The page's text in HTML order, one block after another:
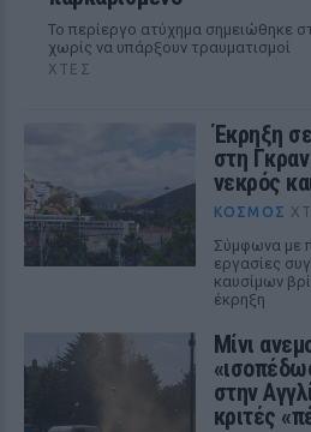
Το περίεργο ατύχημα σημειώθηκε
χωρίς να υπάρξουν τραυματισμοί
ΧΤΕΣ
Έκρηξη
στη
νεκρός
ΚΌΣΜΟΣ
Σύμφωνα με
εργασίες
καυσίμων
έκρηξη
Μίνι
στην
κριτές